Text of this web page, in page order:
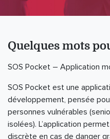
Quelques mots
SOS Pocket – Application
SOS Pocket est une
développement, pensée
personnes vulnérables
isolées). L’application
discrète en cas de danger